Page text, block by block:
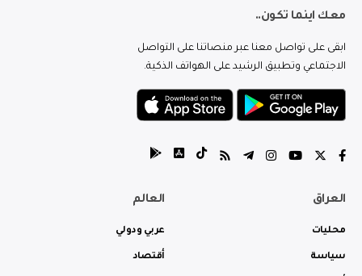
معك اينما تكون..
ابقى على تواصل معنا عبر منصاتنا على التواصل
الاجتماعي وتطبيق الرشيد على الهواتف الذكية.
العراق
محليات
سياسة
العالم
عربي ودولي
أقتصاد